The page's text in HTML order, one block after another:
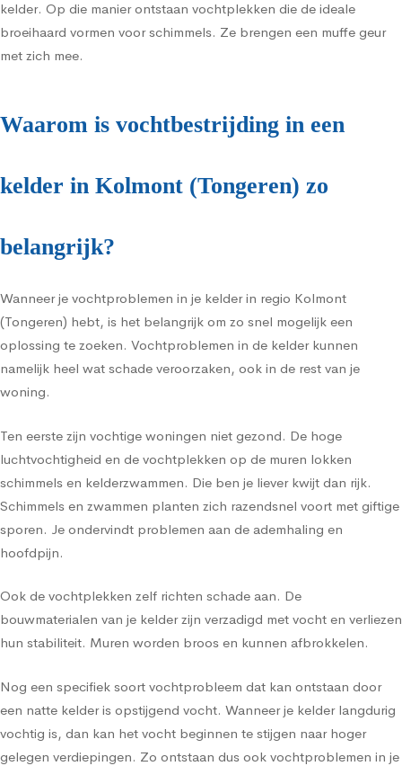
kelder. Op die manier ontstaan vochtplekken die de ideale
broeihaard vormen voor schimmels. Ze brengen een muffe geur
met zich mee.
Waarom is vochtbestrijding in een
kelder in Kolmont (Tongeren) zo
belangrijk?
Wanneer je vochtproblemen in je kelder in regio Kolmont
(Tongeren) hebt, is het belangrijk om zo snel mogelijk een
oplossing te zoeken. Vochtproblemen in de kelder kunnen
namelijk heel wat schade veroorzaken, ook in de rest van je
woning.
Ten eerste zijn vochtige woningen niet gezond. De hoge
luchtvochtigheid en de vochtplekken op de muren lokken
schimmels en kelderzwammen. Die ben je liever kwijt dan rijk.
Schimmels en zwammen planten zich razendsnel voort met giftige
sporen. Je ondervindt problemen aan de ademhaling en
hoofdpijn.
Ook de vochtplekken zelf richten schade aan. De
bouwmaterialen van je kelder zijn verzadigd met vocht en verliezen
hun stabiliteit. Muren worden broos en kunnen afbrokkelen.
Nog een specifiek soort vochtprobleem dat kan ontstaan door
een natte kelder is opstijgend vocht. Wanneer je kelder langdurig
vochtig is, dan kan het vocht beginnen te stijgen naar hoger
gelegen verdiepingen. Zo ontstaan dus ook vochtproblemen in je